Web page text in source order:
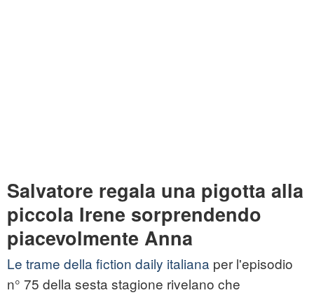
Salvatore regala una pigotta alla
piccola Irene sorprendendo
piacevolmente Anna
Le trame della fiction daily italiana per l'episodio
n° 75 della sesta stagione rivelano che